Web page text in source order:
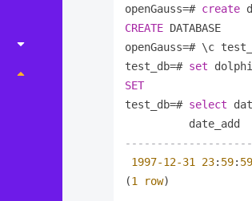
openGauss=# create
CREATE DATABASE
openGauss=# \c
test_db=# set
SET
test_db=# select
1997-12-31 23: 59:
(1 row)